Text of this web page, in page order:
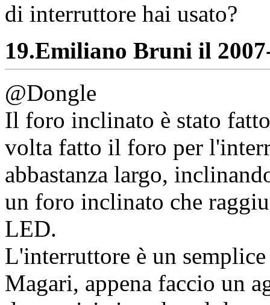
di interruttore hai usato?
19.Emiliano Bruni il
@Dongle
Il foro inclinato è stato
volta fatto il foro per
abbastanza largo,
un foro inclinato che
LED.
L'interruttore è un
Magari, appena faccio un